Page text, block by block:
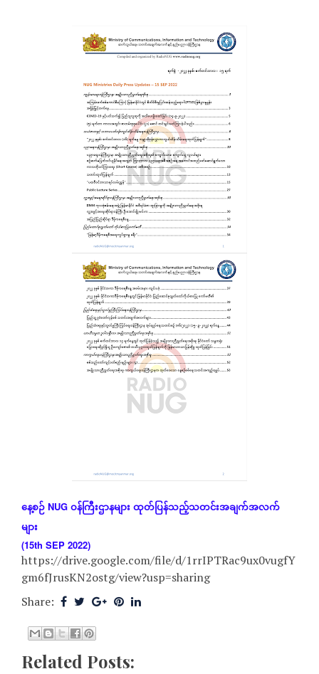
နေ့စဉ် NUG ဝန်ကြီးဌာနများ ထုတ်ပြန်သည့်သတင်းအချက်အလက်
များ
(15th SEP 2022)
https://drive.google.com/file/d/1rrIPTRac9ux0vugfY
gm6fJrusKN2ostg/view?usp=sharing
Share:
Related Posts: